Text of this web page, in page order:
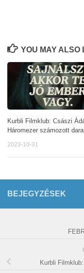
YOU MAY ALSO
Kurbli Filmklub: Császi
Háromezer számozott
2023-10-31
BEJEGYZÉSEK
Kurbli